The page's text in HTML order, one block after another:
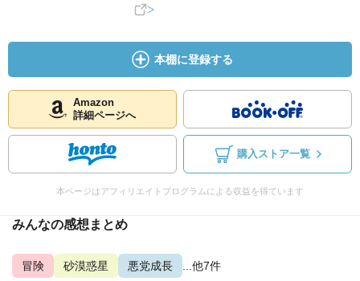
本棚に登録する
Amazon
詳細ページへ
購入ストア一覧
本ページはアフィリエイトプログラムによる収益を得ています
みんなの感想まとめ
冒険 砂漠惑星 悪党成長 ...他7件